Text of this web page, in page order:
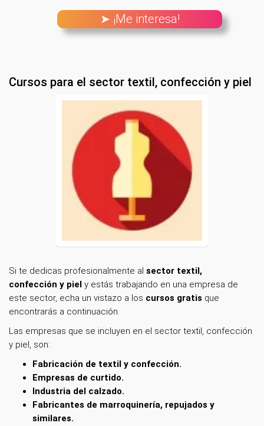
➤ ¡Me interesa!
Cursos para el sector textil, confección y piel
Si te dedicas profesionalmente al sector textil,
confección y piel y estás trabajando en una empresa de
este sector, echa un vistazo a los cursos gratis que
encontrarás a continuación.
Las empresas que se incluyen en el sector textil, confección
y piel, son:
Fabricación de textil y confección.
Empresas de curtido.
Industria del calzado.
Fabricantes de marroquinería, repujados y
similares.